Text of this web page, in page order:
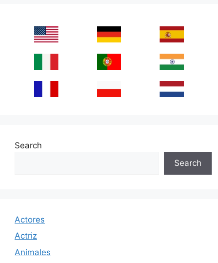
Search
Search
Actores
Actriz
Animales